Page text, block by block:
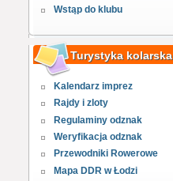
Wstąp do klubu
Turystyka kolarska
Kalendarz imprez
Rajdy i zloty
Regulaminy odznak
Weryfikacja odznak
Przewodniki Rowerowe
Mapa DDR w Łodzi